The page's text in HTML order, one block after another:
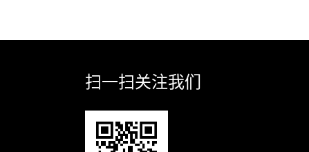
扫一扫关注我们